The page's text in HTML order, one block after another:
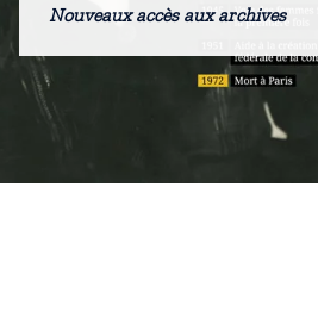
Nouveaux accès aux archives